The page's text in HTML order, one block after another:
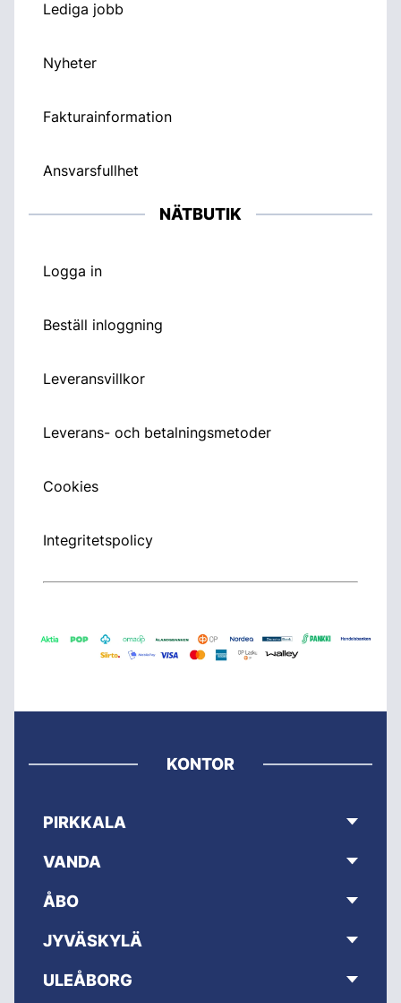
Lediga jobb
Nyheter
Fakturainformation
Ansvarsfullhet
NÄTBUTIK
Logga in
Beställ inloggning
Leveransvillkor
Leverans- och betalningsmetoder
Cookies
Integritetspolicy
KONTOR
PIRKKALA
VANDA
ÅBO
JYVÄSKYLÄ
ULEÅBORG